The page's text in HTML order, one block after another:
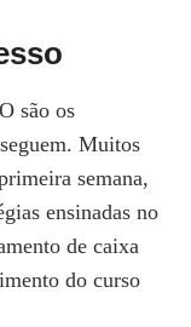
são os
Muitos
semana,
ensinadas no
de caixa
do curso